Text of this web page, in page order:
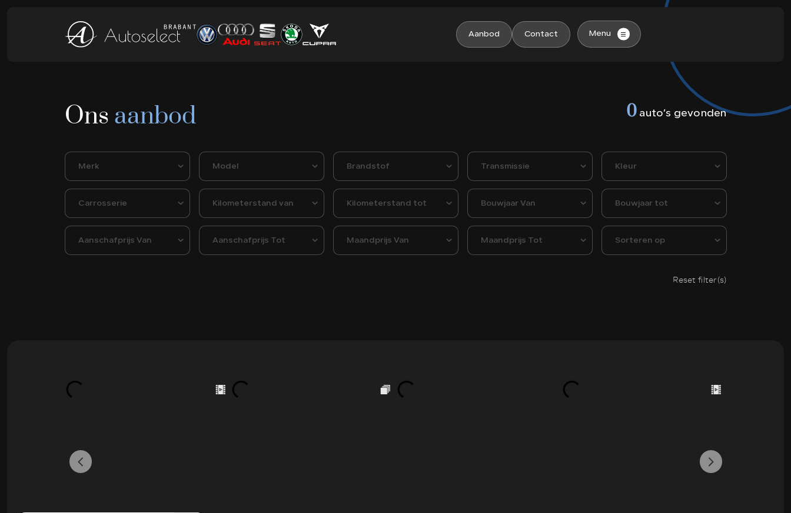
Aanbod Contact Menu
Aanbod
Over ons
Contact
Vacatures
Ons aanbod 0 auto’s gevonden
Merk Model Brandstof Transmissie Kleur
Carrosserie Kilometerstand van Kilometerstand tot Bouwjaar Van Bouwjaar tot
Aanschafprijs Van Aanschafprijs Tot Maandprijs Van Maandprijs Tot Sorteren op
Reset filter(s)